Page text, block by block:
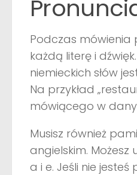
Podczas mówienia
każdą literę i
niemieckich słów
Na przykład
mówiącego w
Musisz również
angielskim. Możesz
a i e. Jeśli nie